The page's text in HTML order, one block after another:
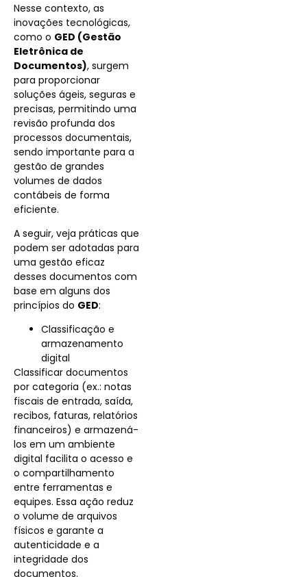
Nesse contexto, as
inovações tecnológicas,
como o GED (Gestão
Eletrônica de
Documentos), surgem
para proporcionar
soluções ágeis, seguras e
precisas, permitindo uma
revisão profunda dos
processos documentais,
sendo importante para a
gestão de grandes
volumes de dados
contábeis de forma
eficiente.
A seguir, veja práticas que
podem ser adotadas para
uma gestão eficaz
desses documentos com
base em alguns dos
princípios do GED:
Classificação e
armazenamento
digital
Classificar documentos
por categoria (ex.: notas
fiscais de entrada, saída,
recibos, faturas, relatórios
financeiros) e armazená-
los em um ambiente
digital facilita o acesso e
o compartilhamento
entre ferramentas e
equipes. Essa ação reduz
o volume de arquivos
físicos e garante a
autenticidade e a
integridade dos
documentos.